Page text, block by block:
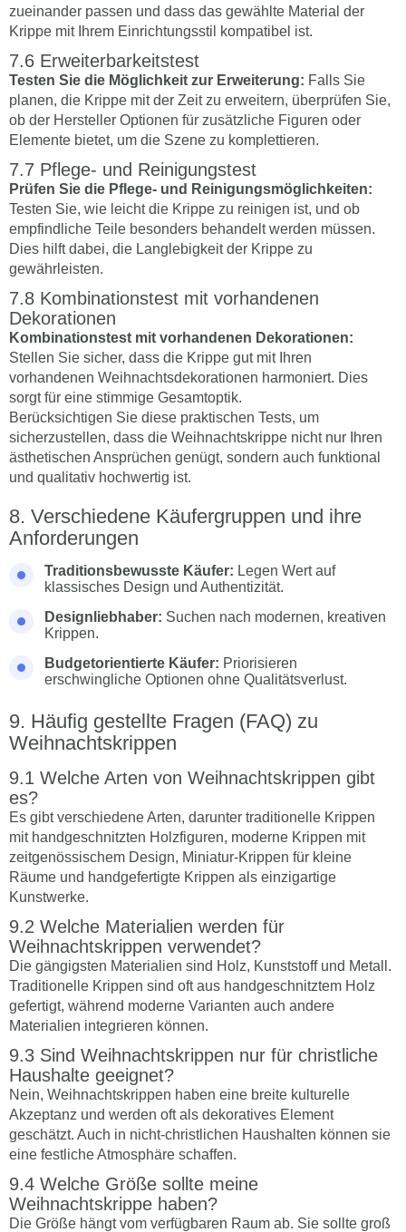
zueinander passen und dass das gewählte Material der
Krippe mit Ihrem Einrichtungsstil kompatibel ist.
Erweiterbarkeitstest
Testen Sie die Möglichkeit zur Erweiterung: Falls Sie
planen, die Krippe mit der Zeit zu erweitern, überprüfen Sie,
ob der Hersteller Optionen für zusätzliche Figuren oder
Elemente bietet, um die Szene zu komplettieren.
Pflege- und Reinigungstest
Prüfen Sie die Pflege- und Reinigungsmöglichkeiten:
Testen Sie, wie leicht die Krippe zu reinigen ist, und ob
empfindliche Teile besonders behandelt werden müssen.
Dies hilft dabei, die Langlebigkeit der Krippe zu
gewährleisten.
Kombinationstest mit vorhandenen
Dekorationen
Kombinationstest mit vorhandenen Dekorationen:
Stellen Sie sicher, dass die Krippe gut mit Ihren
vorhandenen Weihnachtsdekorationen harmoniert. Dies
sorgt für eine stimmige Gesamtoptik.
Berücksichtigen Sie diese praktischen Tests, um
sicherzustellen, dass die Weihnachtskrippe nicht nur Ihren
ästhetischen Ansprüchen genügt, sondern auch funktional
und qualitativ hochwertig ist.
Verschiedene Käufergruppen und ihre
Anforderungen
Traditionsbewusste Käufer: Legen Wert auf
klassisches Design und Authentizität.
Designliebhaber: Suchen nach modernen, kreativen
Krippen.
Budgetorientierte Käufer: Priorisieren
erschwingliche Optionen ohne Qualitätsverlust.
Häufig gestellte Fragen (FAQ) zu
Weihnachtskrippen
Welche Arten von Weihnachtskrippen gibt
es?
Es gibt verschiedene Arten, darunter traditionelle Krippen
mit handgeschnitzten Holzfiguren, moderne Krippen mit
zeitgenössischem Design, Miniatur-Krippen für kleine
Räume und handgefertigte Krippen als einzigartige
Kunstwerke.
Welche Materialien werden für
Weihnachtskrippen verwendet?
Die gängigsten Materialien sind Holz, Kunststoff und Metall.
Traditionelle Krippen sind oft aus handgeschnitztem Holz
gefertigt, während moderne Varianten auch andere
Materialien integrieren können.
Sind Weihnachtskrippen nur für christliche
Haushalte geeignet?
Nein, Weihnachtskrippen haben eine breite kulturelle
Akzeptanz und werden oft als dekoratives Element
geschätzt. Auch in nicht-christlichen Haushalten können sie
eine festliche Atmosphäre schaffen.
Welche Größe sollte meine
Weihnachtskrippe haben?
Die Größe hängt vom verfügbaren Raum ab. Sie sollte groß